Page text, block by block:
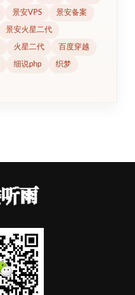
景安VPS 景安备案
景安火星二代
火星二代 百度穿越
细说php 织梦